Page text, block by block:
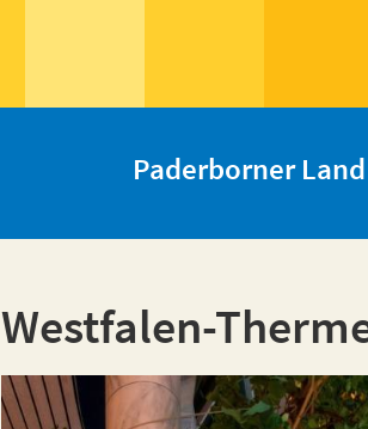
Paderborner Land
Westfalen-